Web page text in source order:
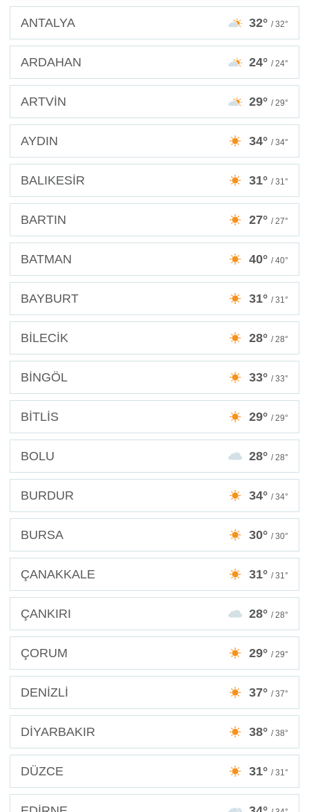
ANTALYA 32° / 32°
ARDAHAN 24° / 24°
ARTVİN 29° / 29°
AYDIN 34° / 34°
BALIKESİR 31° / 31°
BARTIN 27° / 27°
BATMAN 40° / 40°
BAYBURT 31° / 31°
BİLECİK 28° / 28°
BİNGÖL 33° / 33°
BİTLİS 29° / 29°
BOLU 28° / 28°
BURDUR 34° / 34°
BURSA 30° / 30°
ÇANAKKALE 31° / 31°
ÇANKIRI 28° / 28°
ÇORUM 29° / 29°
DENİZLİ 37° / 37°
DİYARBAKIR 38° / 38°
DÜZCE 31° / 31°